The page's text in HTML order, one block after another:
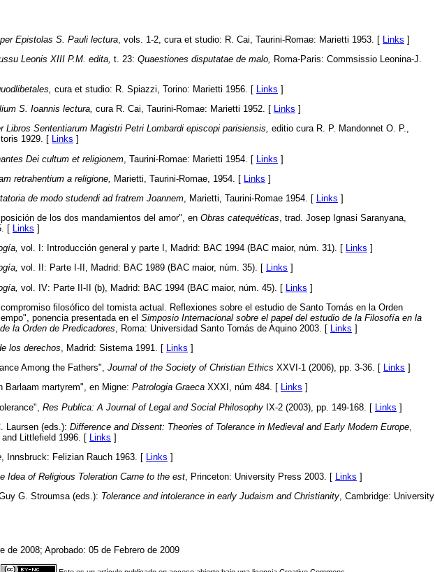
Epistolas S. Pauli lectura , vols. 1-2, cura et studio: R. Cai, Taurini-Romae: Marietti 1953. [ Links ]
Leonis XIII P.M. edita, t. 23: Quaestiones disputatae de malo,
Roma-Paris: Commsissio Leonina-J.
cura et studio: R. Spiazzi, Torino: Marietti 1956. [ Links ]
S. Ioannis lectura, cura R. Cai, Taurini-Romae: Marietti 1952. [ Links ]
Libros Sententiarum Magistri Petri Lombardi episcopi parisiensis, editio cura R. P. Mandonnet O. P.,
1929. [ Links ]
Dei cultum et religionem , Taurini-Romae: Marietti 1954. [ Links ]
retrahentium a religione, Marietti, Taurini-Romae, 1954. [ Links ]
de modo studendi ad fratrem Joannem , Marietti, Taurini-Romae 1954. [ Links ]
de los dos mandamientos del amor", en Obras catequéticas, trad. Josep Ignasi Saranyana,
[ Links ]
vol. I: Introducción general y parte I, Madrid: BAC 1994 (BAC maior, núm. 31). [ Links ]
vol. II: Parte I-II, Madrid: BAC 1989 (BAC maior, núm. 35). [ Links ]
vol. IV: Parte II-II (b), Madrid: BAC 1994 (BAC maior, núm. 45). [ Links ]
filosófico del tomista actual. Reflexiones sobre el estudio de Santo Tomás en la Orden
ponencia presentada en el Simposio Internacional sobre el papel del estudio de la Filosofía en la
la Orden de Predicadores , Roma: Universidad Santo Tomás de Aquino 2003. [ Links ]
los derechos, Madrid: Sistema 1991. [ Links ]
Among the Fathers", Journal of the Society of Christian Ethics XXVI-1 (2006), pp. 3-36. [ Links ]
Barlaam martyrem", en Migne: Patrologia Graeca XXXI, núm 484. [ Links ]
Res Publica: A Journal of Legal and Social Philosophy IX-2 (2003), pp. 149-168. [ Links ]
Laursen (eds.): Difference and Dissent: Theories of Tolerance in Medieval and Early Modern Europe
and Littlefield 1996. [
Links ]
, Innsbruck: Felizian Rauch 1963. [ Links ]
Idea of Religious Toleration Carne to the est, Princeton: University Press 2003. [ Links ]
G. Stroumsa (eds.): Tolerance and intolerance in early Judaism and Christianity, Cambridge: University
de 2008; Aprobado: 05 de Febrero de 2009